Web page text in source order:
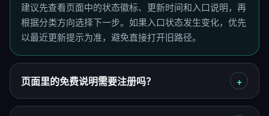
建议先查看页面中的状态徽标、更新时间和入口说明，再
根据分类方向选择下一步。如果入口状态发生变化，优先
以最近更新提示为准，避免直接打开旧路径。
页面里的免费说明需要注册吗？